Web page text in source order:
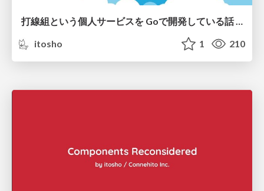
打線組という個人サービスを Goで開発している話 / Indie Service Development by Go
itosho
1 210